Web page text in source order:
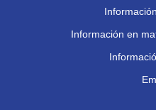
Información en